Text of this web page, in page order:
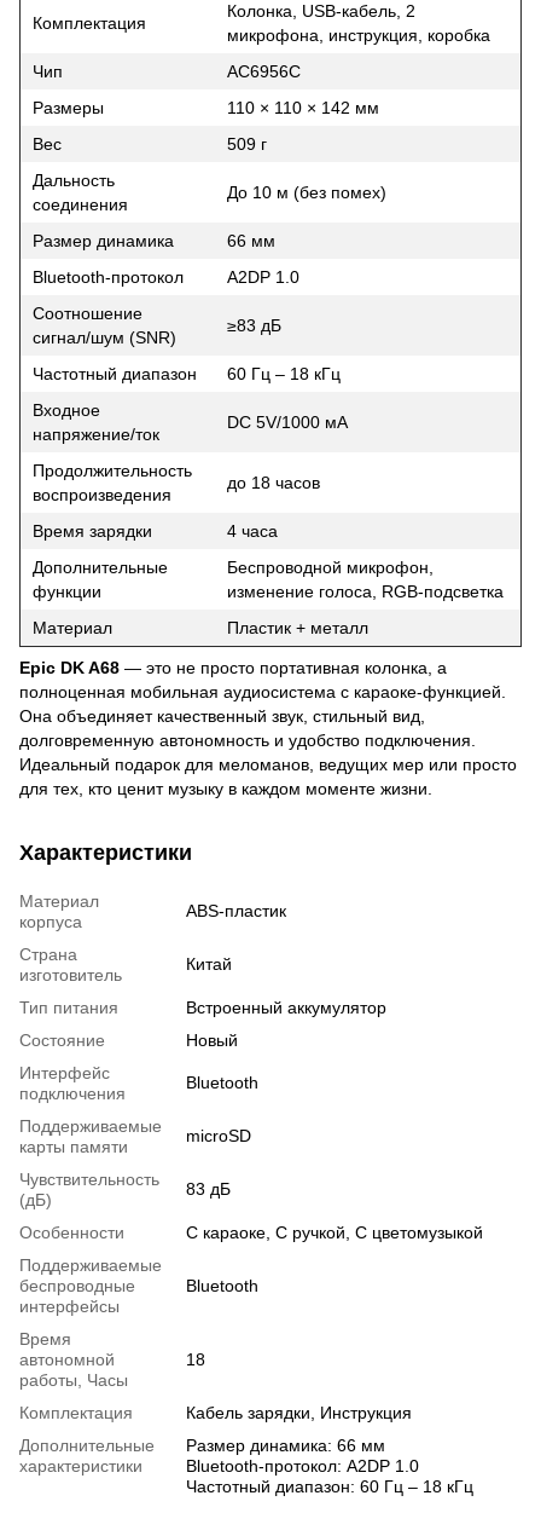
Комплектация
Колонка, USB-кабель, 2
микрофона, инструкция, коробка
Чип
AC6956C
Размеры
110 × 110 × 142 мм
Вес
509 г
Дальность
соединения
До 10 м (без помех)
Размер динамика
66 мм
Bluetooth-протокол
A2DP 1.0
Соотношение
сигнал/шум (SNR)
≥83 дБ
Частотный диапазон
60 Гц – 18 кГц
Входное
напряжение/ток
DC 5V/1000 мА
Продолжительность
воспроизведения
до 18 часов
Время зарядки
4 часа
Дополнительные
функции
Беспроводной микрофон,
изменение голоса, RGB-подсветка
Материал
Пластик + металл
Epic DK A68 — это не просто портативная колонка, а
полноценная мобильная аудиосистема с караоке-функцией.
Она объединяет качественный звук, стильный вид,
долговременную автономность и удобство подключения.
Идеальный подарок для меломанов, ведущих мер или просто
для тех, кто ценит музыку в каждом моменте жизни.
Характеристики
Материал
корпуса
ABS-пластик
Страна
изготовитель
Китай
Тип питания
Встроенный аккумулятор
Состояние
Новый
Интерфейс
подключения
Bluetooth
Поддерживаемые
карты памяти
microSD
Чувствительность
(дБ)
83 дБ
Особенности
С караоке, С ручкой, С цветомузыкой
Поддерживаемые
беспроводные
интерфейсы
Bluetooth
Время
автономной
работы, Часы
18
Комплектация
Кабель зарядки, Инструкция
Дополнительные
характеристики
Размер динамика: 66 мм
Bluetooth-протокол: A2DP 1.0
Частотный диапазон: 60 Гц – 18 кГц